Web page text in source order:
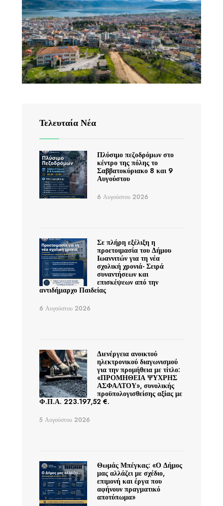
Τελευταία Νέα
Πλύσιμο πεζοδρόμων στο
κέντρο της πόλης το
Σαββατοκύριακο 8 και 9
Αυγούστου
6 Αυγούστου 2026
Σε πλήρη εξέλιξη η
προετοιμασία του Δήμου
Ιωαννιτών για τη νέα
σχολική χρονιά- Σειρά
συναντήσεων και
επισκέψεων από την
αντιδήμαρχο Παιδείας
6 Αυγούστου 2026
Διενέργεια ανοικτού
ηλεκτρονικού διαγωνισμού
για την προμήθεια με τίτλο:
«ΠΡΟΜΗΘΕΙΑ ΨΥΧΡΗΣ
ΑΣΦΑΛΤΟΥ», συνολικής
προϋπολογισθείσης αξίας με
Φ.Π.Α. 223.197,52 €.
5 Αυγούστου 2026
Θωμάς Μπέγκας: «Ο Δήμος
μας αλλάζει με σχέδιο,
επιμονή και έργα που
αφήνουν πραγματικό
αποτύπωμα»